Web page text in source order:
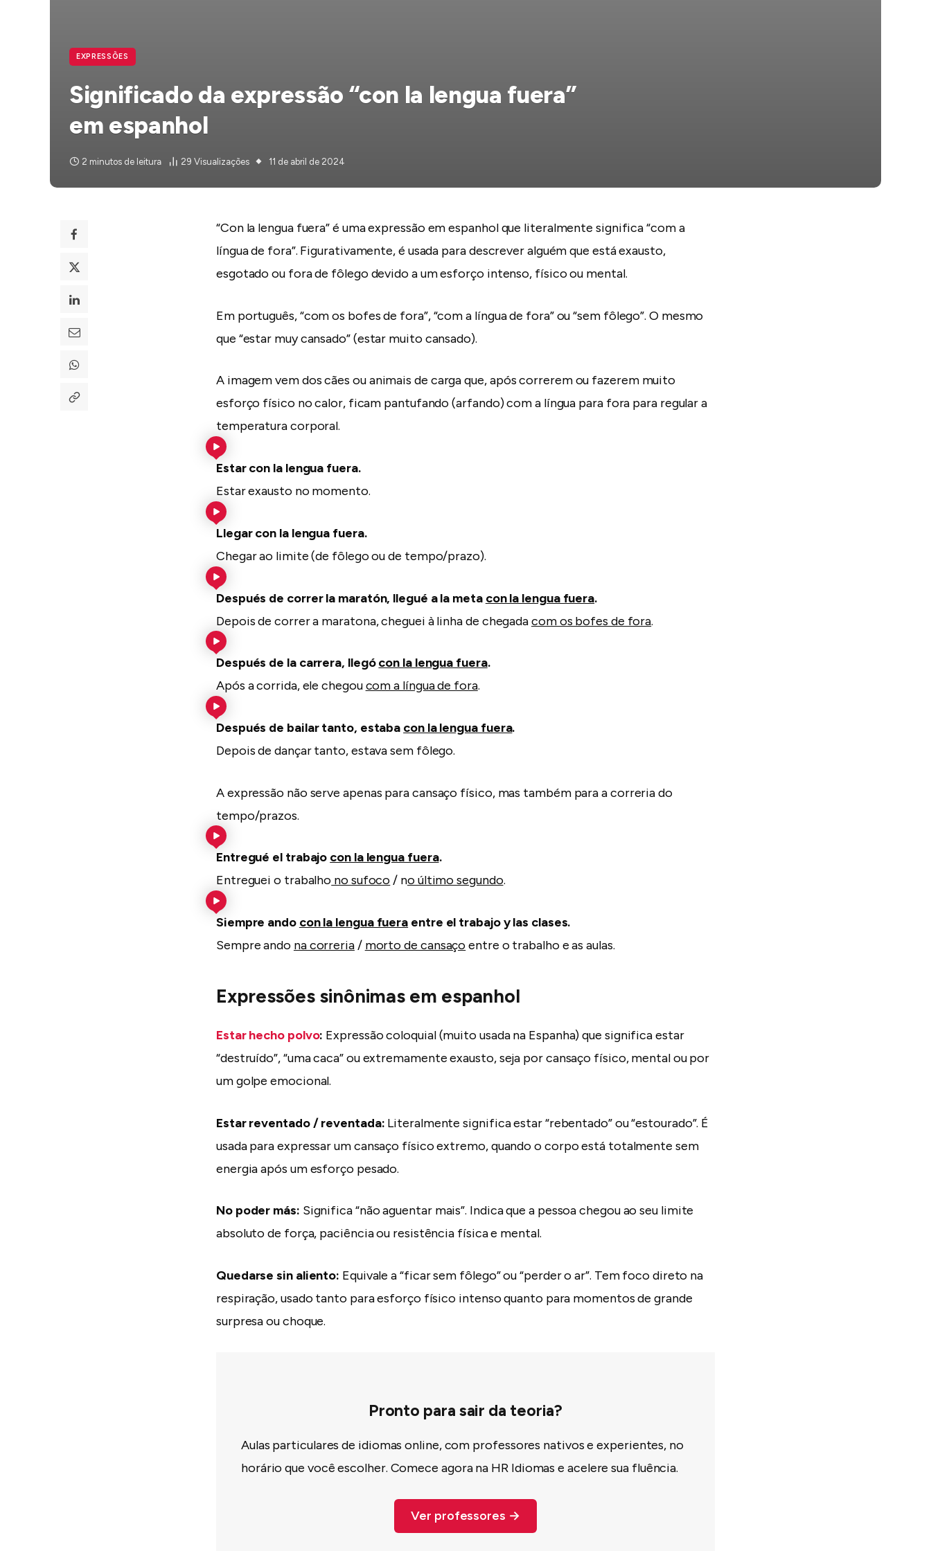
EXPRESSÕES
Significado da expressão “con la lengua fuera”
em espanhol
2 minutos de leitura 29 Visualizações 11 de abril de 2024
“Con la lengua fuera” é uma expressão em espanhol que literalmente significa “com a
língua de fora”. Figurativamente, é usada para descrever alguém que está exausto,
esgotado ou fora de fôlego devido a um esforço intenso, físico ou mental.
Em português, “com os bofes de fora”, “com a língua de fora” ou “sem fôlego”. O mesmo
que “estar muy cansado” (estar muito cansado).
A imagem vem dos cães ou animais de carga que, após correrem ou fazerem muito
esforço físico no calor, ficam pantufando (arfando) com a língua para fora para regular a
temperatura corporal.
Estar con la lengua fuera.
Estar exausto no momento.
Llegar con la lengua fuera.
Chegar ao limite (de fôlego ou de tempo/prazo).
Después de correr la maratón, llegué a la meta con la lengua fuera.
Depois de correr a maratona, cheguei à linha de chegadacom os bofes de fora.
Después de la carrera, llegócon la lengua fuera.
Após a corrida, ele chegoucom a língua de fora.
Después de bailar tanto, estaba con la lengua fuera.
Depois de dançar tanto, estava sem fôlego.
A expressão não serve apenas para cansaço físico, mas também para a correria do
tempo/prazos.
Entregué el trabajo con la lengua fuera.
Entreguei o trabalho no sufoco/ no último segundo.
Siempre ando con la lengua fuera entre el trabajo y las clases.
Sempre ando na correria/ morto de cansaçoentre o trabalho e as aulas.
Expressões sinônimas em espanhol
Estar hecho polvo: Expressão coloquial (muito usada na Espanha) que significa estar
“destruído”, “uma caca” ou extremamente exausto, seja por cansaço físico, mental ou por
um golpe emocional.
Estar reventado / reventada: Literalmente significa estar “rebentado” ou “estourado”. É
usada para expressar um cansaço físico extremo, quando o corpo está totalmente sem
energia após um esforço pesado.
No poder más: Significa “não aguentar mais”. Indica que a pessoa chegou ao seu limite
absoluto de força, paciência ou resistência física e mental.
Quedarse sin aliento: Equivale a “ficar sem fôlego” ou “perder o ar”. Tem foco direto na
respiração, usado tanto para esforço físico intenso quanto para momentos de grande
surpresa ou choque.
Pronto para sair da teoria?
Aulas particulares de idiomas online, com professores nativos e experientes, no
horário que você escolher. Comece agora na HR Idiomas e acelere sua fluência.
Ver professores →